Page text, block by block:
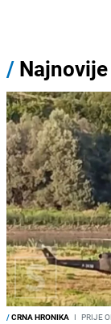
/ Najnovije
/CRNA HRONIKA I PRIJE